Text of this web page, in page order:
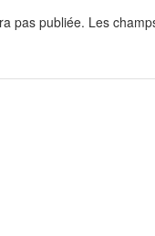
pas publiée. Les